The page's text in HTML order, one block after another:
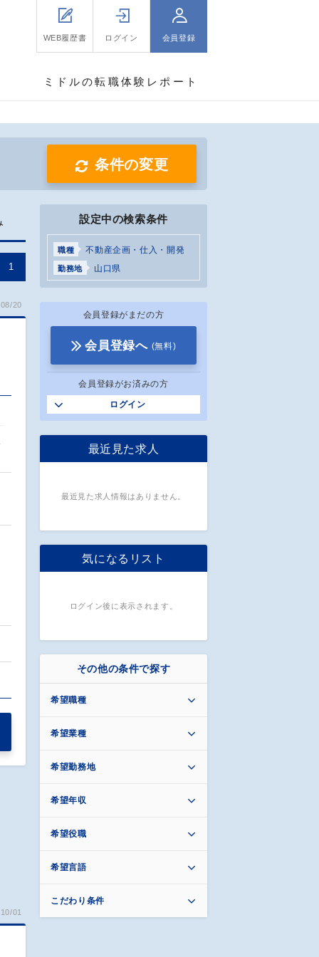
WEB履歴書 ログイン 会員登録
ミドルの転職体験レポート
条件の変更
1
20
01
設定中の検索条件
職種 不動産企画・仕入・開発
勤務地 山口県
会員登録がまだの方
会員登録へ (無料)
会員登録がお済みの方
ログイン
最近見た求人
最近見た求人情報はありません。
気になるリスト
ログイン後に表示されます。
その他の条件で探す
希望職種
希望業種
希望勤務地
希望年収
希望役職
希望言語
こだわり条件